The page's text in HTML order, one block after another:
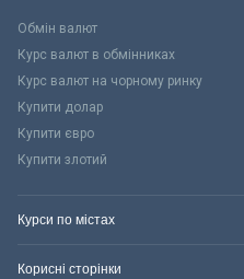
Обмін валют
Курс валют в обмінниках
Курс валют на чорному ринку
Купити долар
Купити євро
Купити злотий
Курси по містах
Корисні сторінки